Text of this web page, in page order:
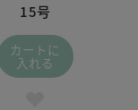
15号
カートに
入れる